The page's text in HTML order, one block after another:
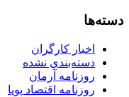
دسته‌ها
اخبار کارگران
دسته‌بندی نشده
روزنامه آرمان
روزنامه اقتصاد پویا